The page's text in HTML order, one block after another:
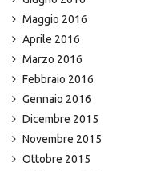
Maggio 2016
Aprile 2016
Marzo 2016
Febbraio 2016
Gennaio 2016
Dicembre 2015
Novembre 2015
Ottobre 2015